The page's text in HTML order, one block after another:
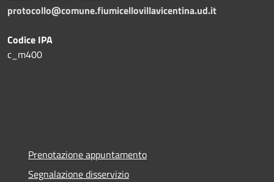
protocollo@comune.fiumicellovillavicentina.ud.it
Codice IPA
c_m400
Prenotazione appuntamento
Segnalazione disservizio